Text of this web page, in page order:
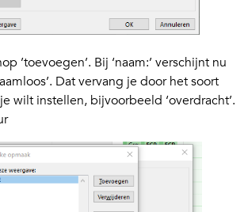
’toevoegen’. Bij ‘naam:’ verschijnt nu
Dat vervang je door het soort
wilt instellen, bijvoorbeeld ‘overdracht’.